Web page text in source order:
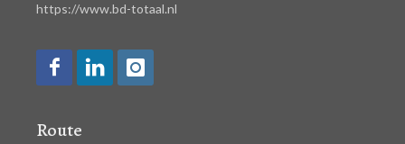
https://www.bd-totaal.nl
Route